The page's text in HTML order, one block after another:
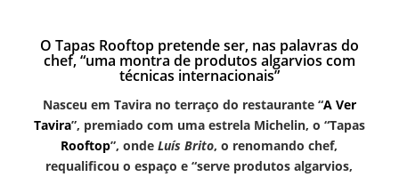
O Tapas Rooftoppretende ser, nas palavras do
chef, “uma montra de produtos algarvios com
técnicas internacionais”
Nasceu em Tavira no terraço do restaurante “A Ver
Tavira”, premiado com uma estrela Michelin, o “Tapas
Rooftop”, ondeLuís Brito, o renomando chef,
requalificou o espaço e “serve produtos algarvios,